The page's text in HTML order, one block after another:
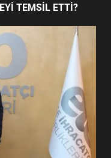
SÜRE
TEMSİL ETTİ?